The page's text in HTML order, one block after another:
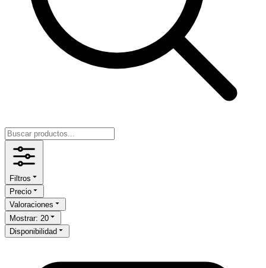
Filtros
Precio
Valoraciones
Mostrar: 20
Disponibilidad